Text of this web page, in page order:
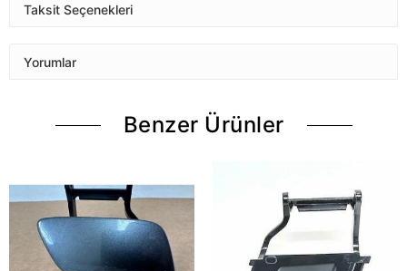
Taksit Seçenekleri
Yorumlar
Benzer Ürünler